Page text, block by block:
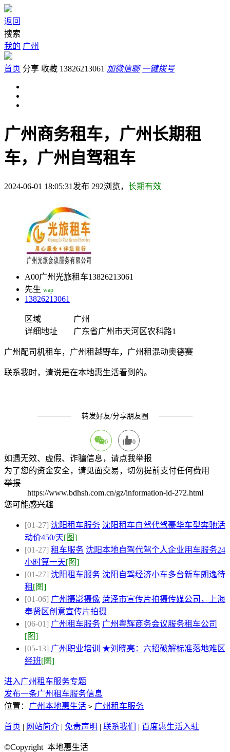
返回
搜索
我的 广州
首页 分享 收藏 13826213061 加微信聊 一键拨号
广州商务租车，广州长期租
车，广州自驾租车
2024-06-01 18:05:31发布 292浏览， 长期有效
A00广州光旅租车13826213061
先生 wap
13826213061
区域
广州
详细地址
广东省广州市天河区农科路1
广州配司机租车，广州租越野车，广州租混动奥德赛
联系我时，请说是在本地惠生活看到的。
转发好友/分享朋友圈
0 0
如遇无效、虚假、诈骗信息，请点我举报
为了您的资金安全，请见面交易，切勿提前支付任何费用
举报
https://www.bdhsh.com.cn/gz/information-id-272.html
您可能感兴趣
[01-27] 沈阳租车服务 沈阳租车自驾代驾豪华车型奔驰活
动价450/天[图]
[01-27] 租车服务 沈阳本地自驾代驾个人企业用车服务24
小时算一天[图]
[01-27] 沈阳租车服务 沈阳自驾经济小车多台新车朗逸待
租 [图]
[01-06] 广州摄影摄像 菏泽市宣传片拍摄传媒公司，上海
奉贤区创意宣传片拍摄
[06-01] 广州租车服务 广州粤辉商务会议服务租车公司
[图]
[05-13] 广州职业培训
★刘晓亮：六招破解标准落地难区
经班[图]
进入广州租车服务专题
发布一条广州租车服务信息
位置： 广州本地惠生活 > 广州租车服务
首页 | 网站简介 | 免责声明 | 联系我们 | 百度惠生活入驻
©Copyright 本地惠生活